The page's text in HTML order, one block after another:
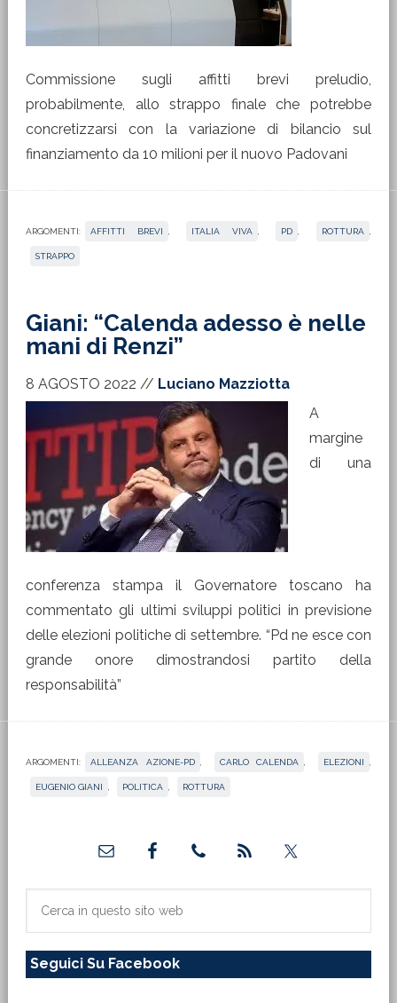
Commissione sugli affitti brevi preludio,
probabilmente, allo strappo finale che potrebbe
concretizzarsi con la variazione di bilancio sul
finanziamento da 10 milioni per il nuovo Padovani
ARGOMENTI: AFFITTI BREVI ITALIA VIVA PD ROTTURA
STRAPPO
Giani: “Calenda adesso è nelle
mani di Renzi”
8 AGOSTO 2022 // Luciano Mazziotta
A
margine
di una
conferenza stampa il Governatore toscano ha
commentato gli ultimi sviluppi politici in previsione
delle elezioni politiche di settembre. “Pd ne esce con
grande onore dimostrandosi partito della
responsabilità”
ARGOMENTI: ALLEANZA AZIONE-PD CARLO CALENDA ELEZIONI
EUGENIO GIANI POLITICA ROTTURA
primaria
sito
Seguici Su Facebook